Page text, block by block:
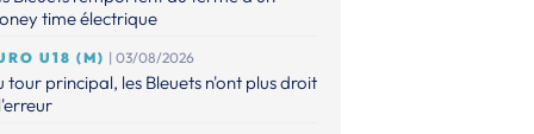
time électrique
U18 (M) | 03/08/2026
tour principal, les Bleuets n'ont plus droit